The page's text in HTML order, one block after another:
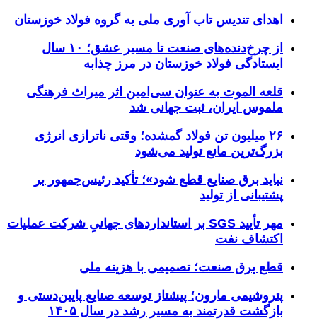
اهدای تندیس تاب آوری ملی به گروه فولاد خوزستان
از چرخ‌دنده‌های صنعت تا مسیر عشق؛ ۱۰ سال
ایستادگی فولاد خوزستان در مرز چذابه
قلعه الموت به عنوان سی‌امین اثر میراث‌ فرهنگی
ملموس ایران، ثبت جهانی شد
۲۶ میلیون تن فولاد گمشده؛ وقتی ناترازی انرژی
بزرگ‌ترین مانع تولید می‌شود
نباید برق صنایع قطع شود»؛ تأکید رئیس‌جمهور بر
پشتیبانی از تولید
مهر تأیید SGS بر استانداردهای جهانیِ شرکت عملیات
اکتشاف نفت
قطع برق صنعت؛ تصمیمی با هزینه ملی
پتروشیمی مارون؛ پیشتاز توسعه صنایع پایین‌دستی و
بازگشت قدرتمند به مسیر رشد در سال ۱۴۰۵